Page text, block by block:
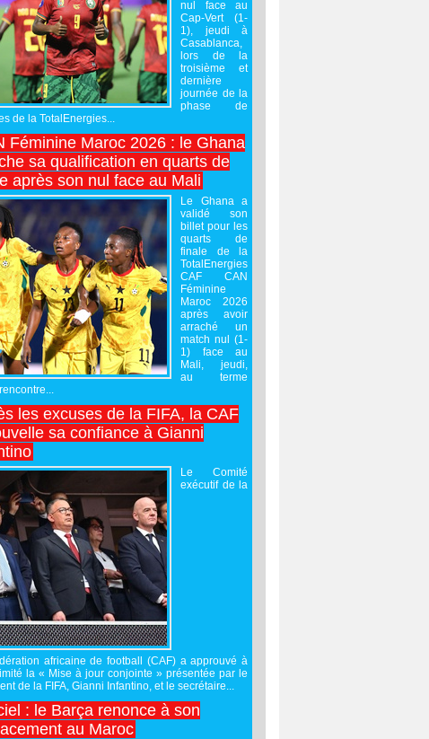
nul face au
Cap-Vert (1-
1), jeudi à
Casablanca,
lors de la
troisième et
dernière
journée de la
phase de
de la TotalEnergies...
Féminine Maroc 2026 : le Ghana
sa qualification en quarts de
après son nul face au Mali
Le Ghana a
validé son
billet pour les
quarts de
finale de la
TotalEnergies
CAF CAN
Féminine
Maroc 2026
après avoir
arraché un
match nul (1-
1) face au
Mali, jeudi,
au terme
les excuses de la FIFA, la CAF
sa confiance à Gianni
Le Comité
exécutif de la
africaine de football (CAF) a approuvé à
la « Mise à jour conjointe » présentée par le
de la FIFA, Gianni Infantino, et le secrétaire...
: le Barça renonce à son
au Maroc